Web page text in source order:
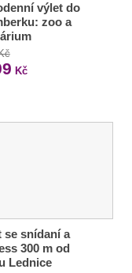
výlet do
zoo a
Kč
se snídaní a
300 m od
Lednice